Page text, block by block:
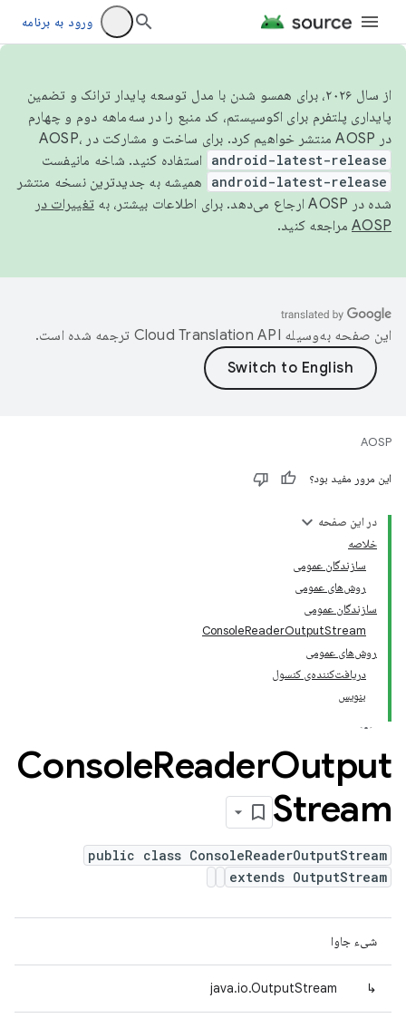
ورود به برنامه
از سال ۲۰۲۶، برای همسو شدن با مدل توسعه پایدار ترانک و تضمین
پایداری پلتفرم برای اکوسیستم، کد منبع را در سه‌ماهه دوم و چهارم
در AOSP منتشر خواهیم کرد. برای ساخت و مشارکت در AOSP،
android-latest-release استفاده کنید. شاخه مانیفست
android-latest-release
همیشه به جدیدترین نسخه منتشر
شده در AOSP ارجاع می‌دهد. برای اطلاعات بیشتر، به
تغییرات در
AOSP مراجعه کنید.
این صفحه به‌وسیله ترجمه شده است.
AOSP
این مرور مفید بود؟
در این صفحه
خلاصه
سازندگان عمومی
روش‌های عمومی
سازندگان عمومی
ConsoleReaderOutputStream
روش‌های عمومی
دریافت‌کننده‌ی کنسول
بنویس
ConsoleReaderOutput
Stream
public class ConsoleReaderOutputStream
extends OutputStream
شیء جاوا
↳
java.io.OutputStream